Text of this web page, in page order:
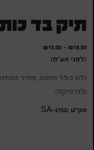
תיק בד
₪18.00
-
₪15.00
(לפני מע"מ)
(לא כולל מיתוג, מחיר
ולגרפיקה)
מק״ט :SA-2152